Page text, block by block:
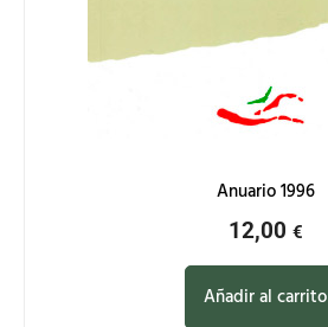
Anuario 1996
12,00 €
Añadir al carrito